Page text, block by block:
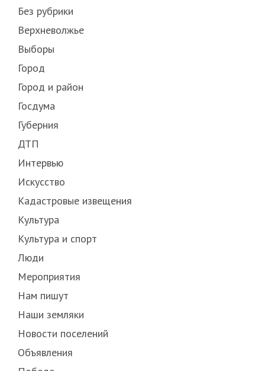
Без рубрики
Верхневолжье
Выборы
Город
Город и район
Госдума
Губерния
ДТП
Интервью
Искусство
Кадастровые извещения
Культура
Культура и спорт
Люди
Мероприятия
Нам пишут
Наши земляки
Новости поселений
Объявления